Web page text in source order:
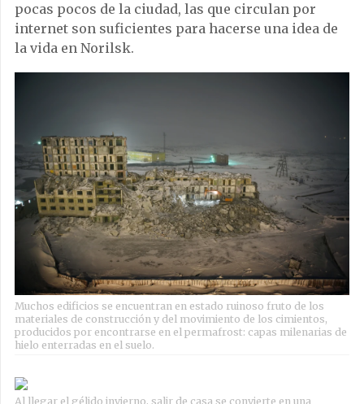
pocas pocos de la ciudad, las que circulan por
internet son suficientes para hacerse una idea de
la vida en Norilsk.
Muchos edificios se encuentran en estado ruinoso fruto de los
materiales de construcción y del movimiento de los cimientos,
producidos por encontrarse en el permafrost: capas milenarias de
hielo enterradas en el suelo.
Al llegar el gélido invierno, salir de casa se convierte en una